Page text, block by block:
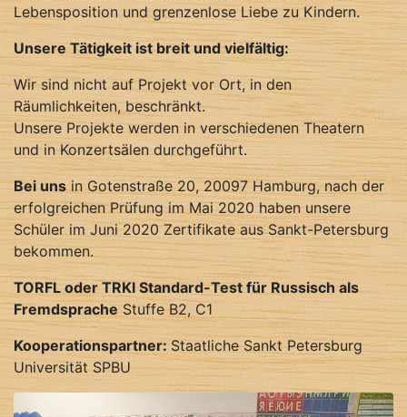
Lebensposition und grenzenlose Liebe zu Kindern.
Unsere Tätigkeit ist breit und vielfältig:
Wir sind nicht auf Projekt vor Ort, in den
Räumlichkeiten, beschränkt.
Unsere Projekte werden in verschiedenen Theatern
und in Konzertsälen durchgeführt.
Bei unsin Gotenstraße 20, 20097 Hamburg, nach der
erfolgreichen Prüfung im Mai 2020 haben unsere
Schüler im Juni 2020 Zertifikate aus Sankt-Petersburg
bekommen.
TORFL oder TRKI Standard-Test für Russisch als
Fremdsprache Stuffe B2, C1
Kooperationspartner: Staatliche Sankt Petersburg
Universität SPBU